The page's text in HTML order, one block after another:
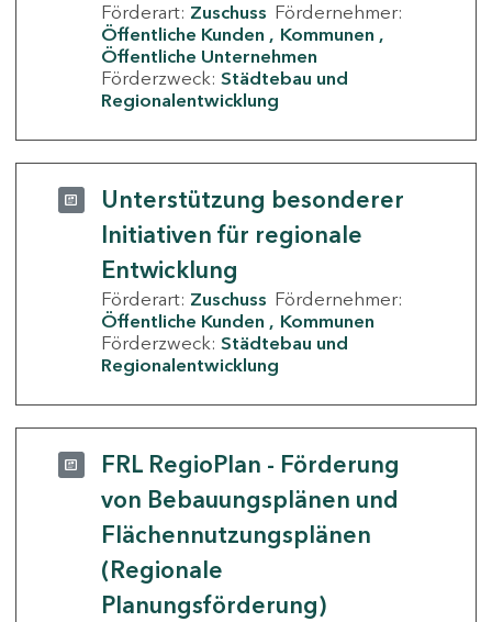
Förderart: Zuschuss Fördernehmer:
Öffentliche Kunden
Kommunen
Öffentliche Unternehmen
Förderzweck: Städtebau und
Regionalentwicklung
Unterstützung besonderer
Initiativen für regionale
Entwicklung
Förderart: Zuschuss Fördernehmer:
Öffentliche Kunden
Kommunen
Förderzweck: Städtebau und
Regionalentwicklung
FRL RegioPlan - Förderung
von Bebauungsplänen und
Flächennutzungsplänen
(Regionale
Planungsförderung)